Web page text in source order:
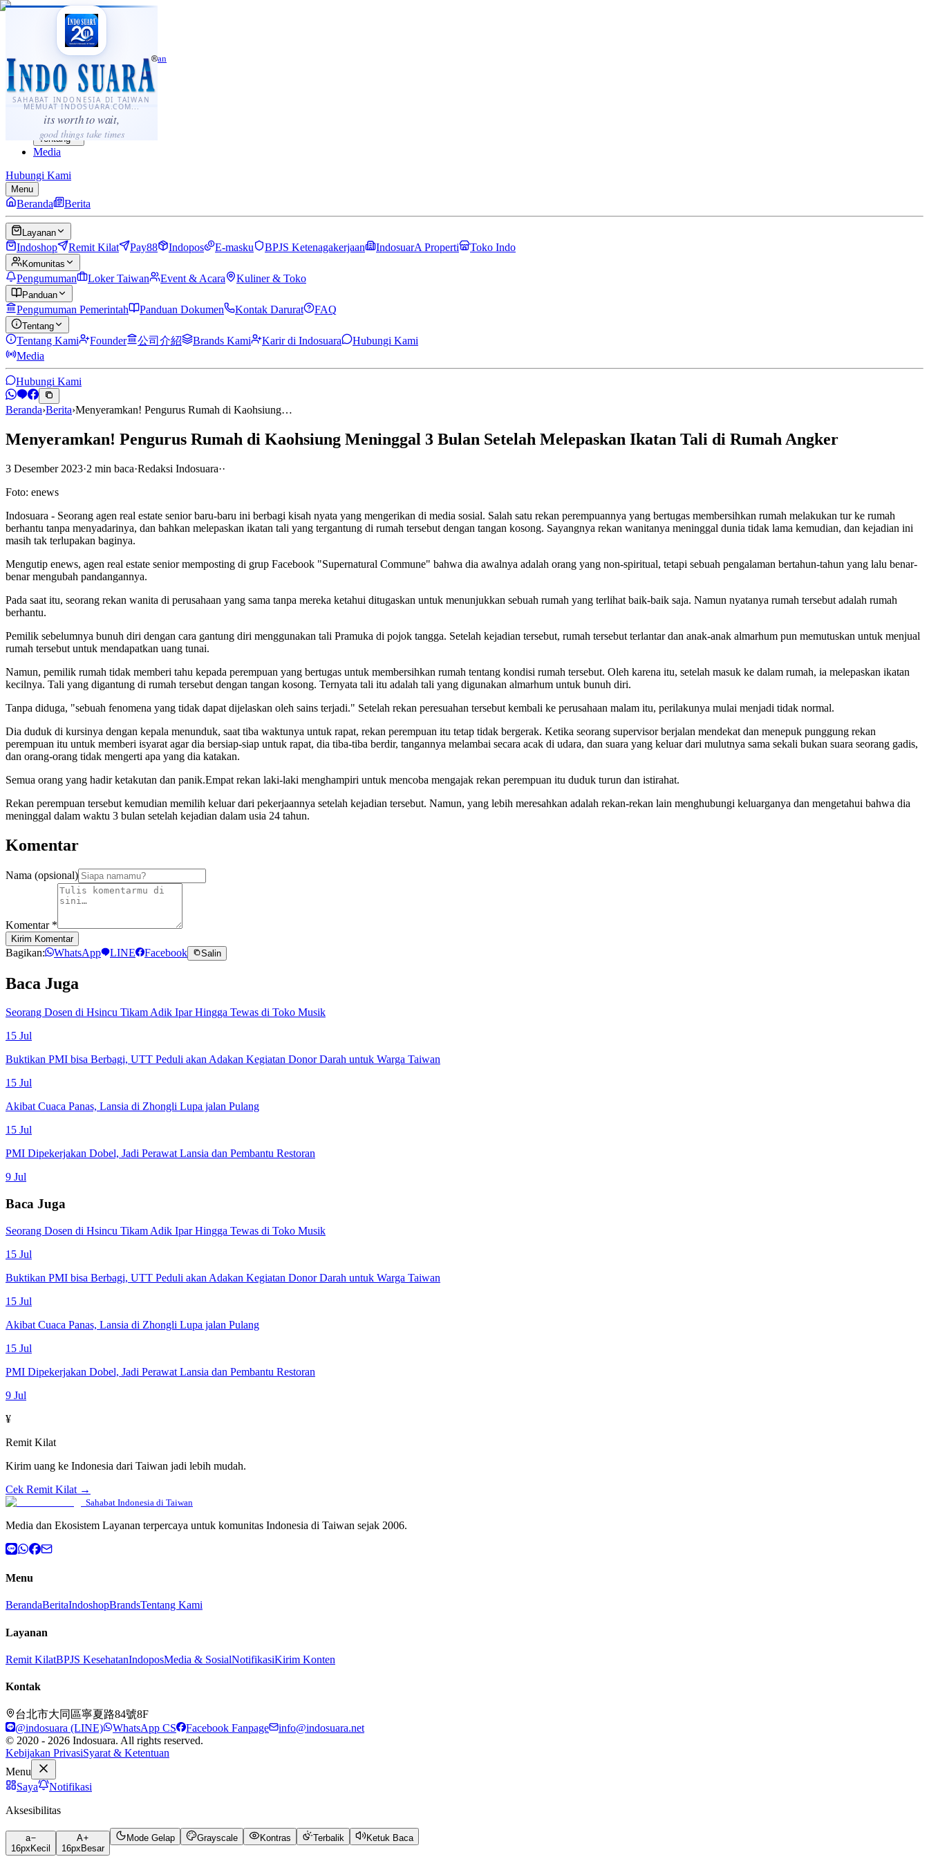
SAHABAT INDONESIA DI TAIWAN
MEMUAT INDOSUARA.COM...
its worth to wait,
good things take times
·...
⌘K
Sahabat Indonesia di Taiwan
Berita
Layanan
Komunitas
Panduan
Tentang
Media
Hubungi Kami
Menu
Beranda Berita
Layanan
Indoshop Remit Kilat Pay88 Indopos E-masku BPJS Ketenagakerjaan IndosuarA Properti Toko Indo
Komunitas
Pengumuman Loker Taiwan Event & Acara Kuliner & Toko
Panduan
Pengumuman Pemerintah Panduan Dokumen Kontak Darurat FAQ
Tentang
Tentang Kami Founder 公司介紹 Brands Kami Karir di Indosuara
Hubungi Kami
Media
Hubungi Kami
Beranda›Berita›Menyeramkan! Pengurus Rumah di Kaohsiung…
Menyeramkan! Pengurus Rumah di Kaohsiung Meninggal 3 Bulan Setelah Melepaskan Ikatan Tali di Rumah Angker
3 Desember 2023·2 min baca·Redaksi Indosuara··
Foto: enews
Indosuara - Seorang agen real estate senior baru-baru ini berbagi kisah nyata yang mengerikan di media sosial. Salah satu rekan perempuannya yang bertugas membersihkan rumah melakukan tur ke rumah
berhantu tanpa menyadarinya, dan bahkan melepaskan ikatan tali yang tergantung di rumah tersebut dengan tangan kosong. Sayangnya rekan wanitanya meninggal dunia tidak lama kemudian, dan kejadian ini
masih tak terlupakan baginya.
Mengutip enews, agen real estate senior memposting di grup Facebook "Supernatural Commune" bahwa dia awalnya adalah orang yang non-spiritual, tetapi sebuah pengalaman bertahun-tahun yang lalu benar-
benar mengubah pandangannya.
Pada saat itu, seorang rekan wanita di perusahaan yang sama tanpa mereka ketahui ditugaskan untuk menunjukkan sebuah rumah yang terlihat baik-baik saja. Namun nyatanya rumah tersebut adalah rumah
berhantu.
Pemilik sebelumnya bunuh diri dengan cara gantung diri menggunakan tali Pramuka di pojok tangga. Setelah kejadian tersebut, rumah tersebut terlantar dan anak-anak almarhum pun memutuskan untuk menjual
rumah tersebut untuk mendapatkan uang tunai.
Namun, pemilik rumah tidak memberi tahu kepada perempuan yang bertugas untuk membersihkan rumah tentang kondisi rumah tersebut. Oleh karena itu, setelah masuk ke dalam rumah, ia melepaskan ikatan
kecilnya. Tali yang digantung di rumah tersebut dengan tangan kosong. Ternyata tali itu adalah tali yang digunakan almarhum untuk bunuh diri.
Tanpa diduga, "sebuah fenomena yang tidak dapat dijelaskan oleh sains terjadi." Setelah rekan peresuahan tersebut kembali ke perusahaan malam itu, perilakunya mulai menjadi tidak normal.
Dia duduk di kursinya dengan kepala menunduk, saat tiba waktunya untuk rapat, rekan perempuan itu tetap tidak bergerak. Ketika seorang supervisor berjalan mendekat dan menepuk punggung rekan
perempuan itu untuk memberi isyarat agar dia bersiap-siap untuk rapat, dia tiba-tiba berdir, tangannya melambai secara acak di udara, dan suara yang keluar dari mulutnya sama sekali bukan suara seorang gadis,
dan orang-orang tidak mengerti apa yang dia katakan.
Semua orang yang hadir ketakutan dan panik.Empat rekan laki-laki menghampiri untuk mencoba mengajak rekan perempuan itu duduk turun dan istirahat.
Rekan perempuan tersebut kemudian memilih keluar dari pekerjaannya setelah kejadian tersebut. Namun, yang lebih meresahkan adalah rekan-rekan lain menghubungi keluarganya dan mengetahui bahwa dia
meninggal dalam waktu 3 bulan setelah kejadian dalam usia 24 tahun.
Komentar
Nama (opsional)
Komentar *
Kirim Komentar
Bagikan: WhatsApp LINE Facebook Salin
Baca Juga
Seorang Dosen di Hsincu Tikam Adik Ipar Hingga Tewas di Toko Musik
15 Jul
Buktikan PMI bisa Berbagi, UTT Peduli akan Adakan Kegiatan Donor Darah untuk Warga Taiwan
15 Jul
Akibat Cuaca Panas, Lansia di Zhongli Lupa jalan Pulang
15 Jul
PMI Dipekerjakan Dobel, Jadi Perawat Lansia dan Pembantu Restoran
9 Jul
Baca Juga
Seorang Dosen di Hsincu Tikam Adik Ipar Hingga Tewas di Toko Musik
15 Jul
Buktikan PMI bisa Berbagi, UTT Peduli akan Adakan Kegiatan Donor Darah untuk Warga Taiwan
15 Jul
Akibat Cuaca Panas, Lansia di Zhongli Lupa jalan Pulang
15 Jul
PMI Dipekerjakan Dobel, Jadi Perawat Lansia dan Pembantu Restoran
9 Jul
¥
Remit Kilat
Kirim uang ke Indonesia dari Taiwan jadi lebih mudah.
Cek Remit Kilat →
Sahabat Indonesia di Taiwan
Media dan Ekosistem Layanan terpercaya untuk komunitas Indonesia di Taiwan sejak 2006.
Menu
BerandaBeritaIndoshopBrandsTentang Kami
Layanan
Remit KilatBPJS KesehatanIndoposMedia & SosialNotifikasiKirim Konten
Kontak
台北市大同區寧夏路84號8F
@indosuara (LINE)
WhatsApp CS Facebook Fanpage
info@indosuara.net
© 2020 - 2026 Indosuara. All rights reserved.
Kebijakan PrivasiSyarat & Ketentuan
Menu
Saya
Notifikasi
Aksesibilitas
a
16px Kecil
A
16px Besar
Mode Gelap Grayscale Kontras Terbalik Ketuk Baca